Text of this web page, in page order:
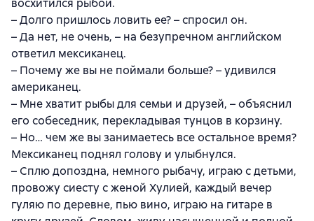
восхитился рыбой.
– Долго пришлось ловить ее? – спросил он.
– Да нет, не очень, – на безупречном английском
ответил мексиканец.
– Почему же вы не поймали больше? – удивился
американец.
– Мне хватит рыбы для семьи и друзей, – объяснил
его собеседник, перекладывая тунцов в корзину.
– Но… чем же вы занимаетесь все остальное время?
Мексиканец поднял голову и улыбнулся.
– Сплю допоздна, немного рыбачу, играю с детьми,
провожу сиесту с женой Хулией, каждый вечер
гуляю по деревне, пью вино, играю на гитаре в